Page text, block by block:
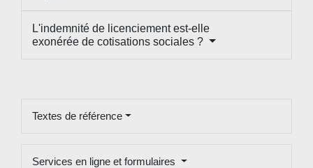
L'indemnité de licenciement est-elle
exonérée de cotisations sociales ?
Textes de référence
Services en ligne et formulaires